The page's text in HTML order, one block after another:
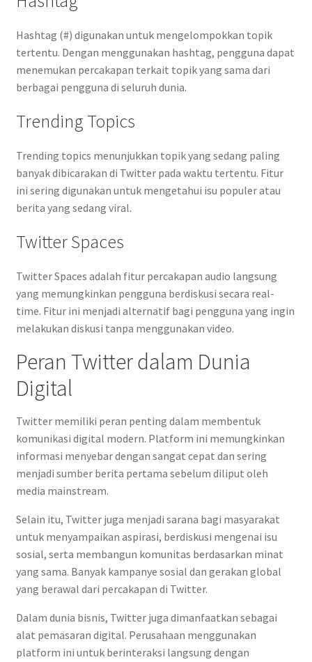
Hashtag (#) digunakan untuk mengelompokkan topik
tertentu. Dengan menggunakan hashtag, pengguna dapat
menemukan percakapan terkait topik yang sama dari
berbagai pengguna di seluruh dunia.
Trending Topics
Trending topics menunjukkan topik yang sedang paling
banyak dibicarakan di Twitter pada waktu tertentu. Fitur
ini sering digunakan untuk mengetahui isu populer atau
berita yang sedang viral.
Twitter Spaces
Twitter Spaces adalah fitur percakapan audio langsung
yang memungkinkan pengguna berdiskusi secara real-
time. Fitur ini menjadi alternatif bagi pengguna yang ingin
melakukan diskusi tanpa menggunakan video.
Peran Twitter dalam Dunia
Digital
Twitter memiliki peran penting dalam membentuk
komunikasi digital modern. Platform ini memungkinkan
informasi menyebar dengan sangat cepat dan sering
menjadi sumber berita pertama sebelum diliput oleh
media mainstream.
Selain itu, Twitter juga menjadi sarana bagi masyarakat
untuk menyampaikan aspirasi, berdiskusi mengenai isu
sosial, serta membangun komunitas berdasarkan minat
yang sama. Banyak kampanye sosial dan gerakan global
yang berawal dari percakapan di Twitter.
Dalam dunia bisnis, Twitter juga dimanfaatkan sebagai
alat pemasaran digital. Perusahaan menggunakan
platform ini untuk berinteraksi langsung dengan